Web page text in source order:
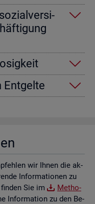
Ent­gel­te
wir Ihnen die ak­
In­for­ma­tio­nen zu
Sie im
Me­tho­
In­for­ma­ti­on zu den Be­